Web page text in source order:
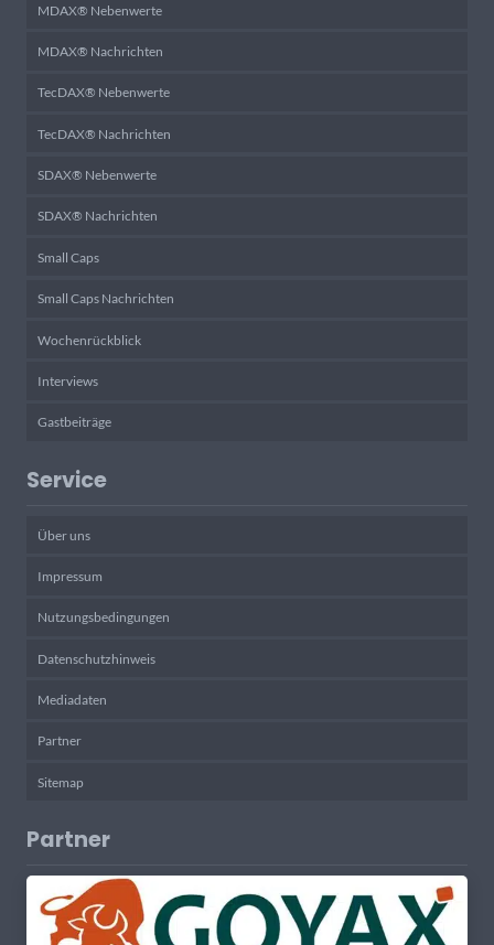
MDAX® Nebenwerte
MDAX® Nachrichten
TecDAX® Nebenwerte
TecDAX® Nachrichten
SDAX® Nebenwerte
SDAX® Nachrichten
Small Caps
Small Caps Nachrichten
Wochenrückblick
Interviews
Gastbeiträge
Service
Über uns
Impressum
Nutzungsbedingungen
Datenschutzhinweis
Mediadaten
Partner
Sitemap
Partner